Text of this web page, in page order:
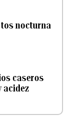
nocturna
caseros
acidez